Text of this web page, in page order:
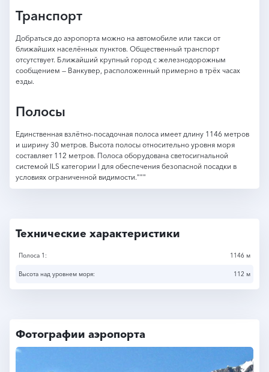
Транспорт
Добраться до аэропорта можно на автомобиле или такси от
ближайших населённых пунктов. Общественный транспорт
отсутствует. Ближайший крупный город с железнодорожным
сообщением — Ванкувер, расположенный примерно в трёх часах
езды.
Полосы
Единственная взлётно-посадочная полоса имеет длину 1146 метров
и ширину 30 метров. Высота полосы относительно уровня моря
составляет 112 метров. Полоса оборудована светосигнальной
системой ILS категории I для обеспечения безопасной посадки в
условиях ограниченной видимости."""
Технические характеристики
Полоса 1: 1146 м
Высота над уровнем моря: 112 м
Фотографии аэропорта